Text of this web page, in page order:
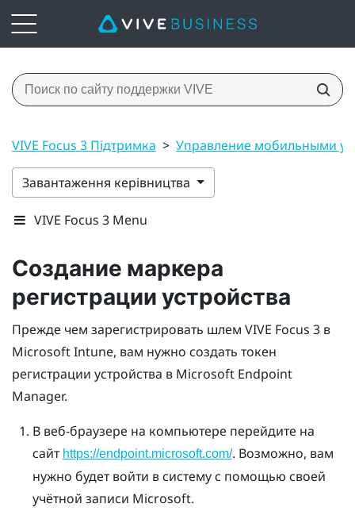
VIVE Focus 3 Підтримка > Управление мобильными
Завантаження керівництва
VIVE Focus 3 Menu
Создание маркера
регистрации устройства
Прежде чем зарегистрировать шлем VIVE Focus 3 в
Microsoft Intune, вам нужно создать токен
регистрации устройства в Microsoft Endpoint
Manager.
В веб-браузере на компьютере перейдите на
сайт https://endpoint.microsoft.com/. Возможно, вам
нужно будет войти в систему с помощью своей
учётной записи Microsoft.